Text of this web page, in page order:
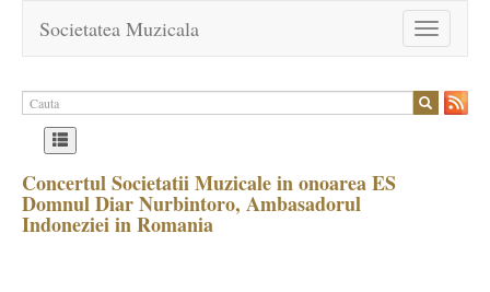
Toggle
navigation
Societatea Muzicala
Concertul Societatii Muzicale in onoarea ES
Domnul Diar Nurbintoro, Ambasadorul
Indoneziei in Romania